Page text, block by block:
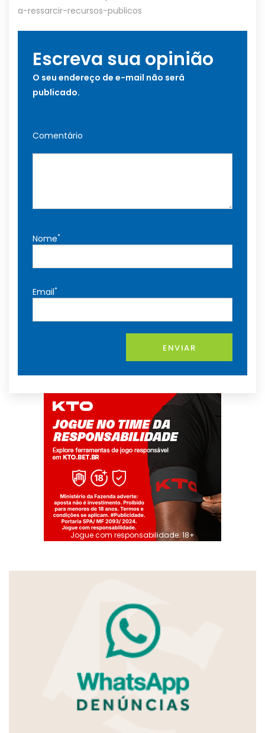
a-ressarcir-recursos-publicos
Escreva sua opinião
O seu endereço de e-mail não será
publicado.
Comentário
Nome*
Email*
ENVIAR
Jogue com responsabilidade. 18+